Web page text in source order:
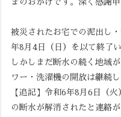
被災されたお宅での泥出し
年8月4日（日）を以て終了い
しかしまだ断水の続く地域
ワー・洗濯機の開放は継続し
【追記】令和6年8月6日（
の断水が解消されたと連絡